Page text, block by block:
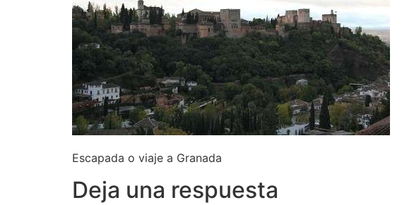
Escapada o viaje a Granada
Deja una respuesta